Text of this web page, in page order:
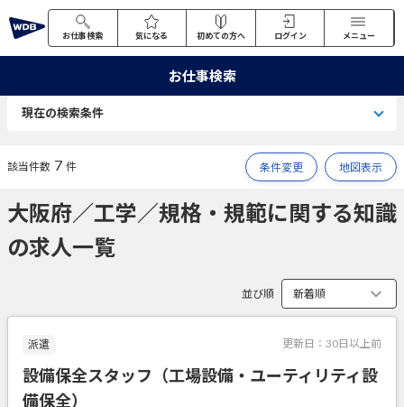
お仕事検索 気になる 初めての方へ ログイン メニュー
お仕事検索
現在の検索条件
該当件数 7 件 条件変更 地図表示
大阪府／工学／規格・規範に関する知識
の求人一覧
並び順
派遣 更新日： 30日以上前
設備保全スタッフ（工場設備・ユーティリティ設
備保全）